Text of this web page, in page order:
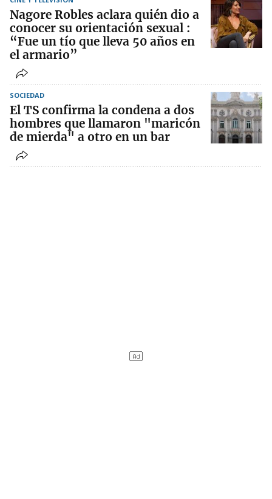
Nagore Robles aclara quién dio a
conocer su orientación sexual :
“Fue un tío que lleva 50 años en
el armario”
SOCIEDAD
El TS confirma la condena a dos
hombres que llamaron "maricón
de mierda" a otro en un bar